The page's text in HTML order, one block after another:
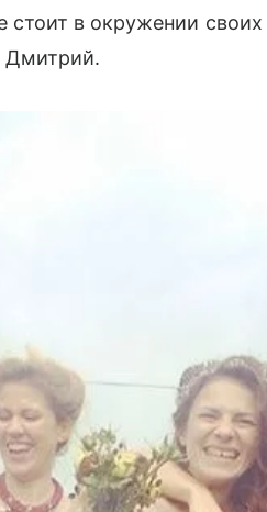
в окружении своих
Дмитрий.